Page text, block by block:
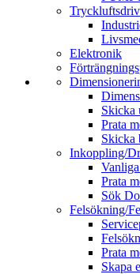
Elektronik
Skicka
Prata
Skicka
Inkoppling/­
Prata
Sök
Felsökning/­
Prata
Skapa